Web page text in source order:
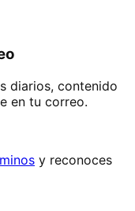
diarios, contenido
en tu correo.
y reconoces